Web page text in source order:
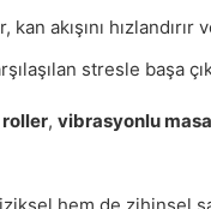
kan akışını
stresle başa
roller, vibrasyonlu
hem de zihinsel